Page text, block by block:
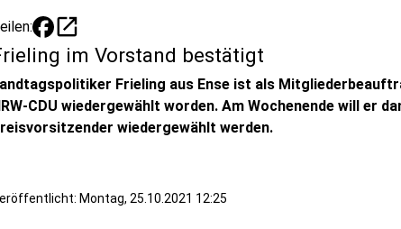
open_in_new
im Vorstand bestätigt
Frieling aus Ense ist als
CDU wiedergewählt worden. Am Wochenende will er
wiedergewählt werden.
Montag, 25.10.2021 12:25